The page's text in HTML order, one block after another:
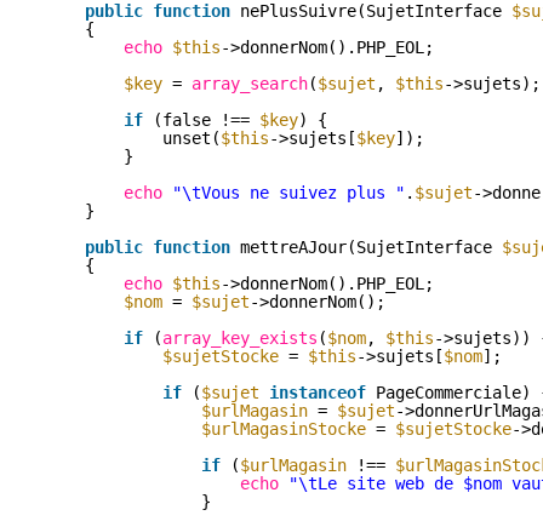
public function nePlusSuivre(SujetInterface
{
echo $this->donnerNom().PHP_EOL;
$key = array_search($sujet , $this->sujets);
if
(false !== $key) {
unset($this->sujets[$key]);
}
echo
"\tVous ne suivez plus " . $sujet-
}
public function mettreAJour(SujetInterface
{
echo $this->donnerNom().PHP_EOL;
$nom = $sujet->donnerNom();
if
(array_key_exists ($nom, $this->sujets))
$sujetStocke = $this->sujets[$nom];
if
($sujet instanceof PageCommerciale)
$urlMagasin = $sujet-
$urlMagasinStocke = $sujetStocke-
if
($urlMagasin !==
echo
"\tLe site web de $nom
}